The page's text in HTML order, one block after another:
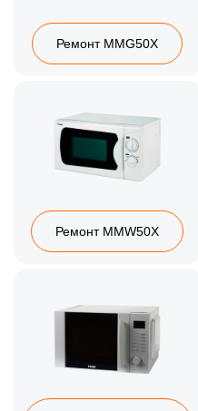
Ремонт MMG50X
Ремонт MMW50X